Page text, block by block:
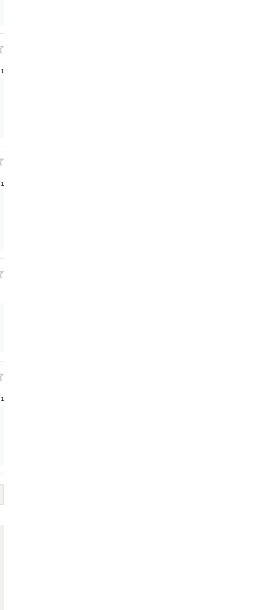
1
1
1